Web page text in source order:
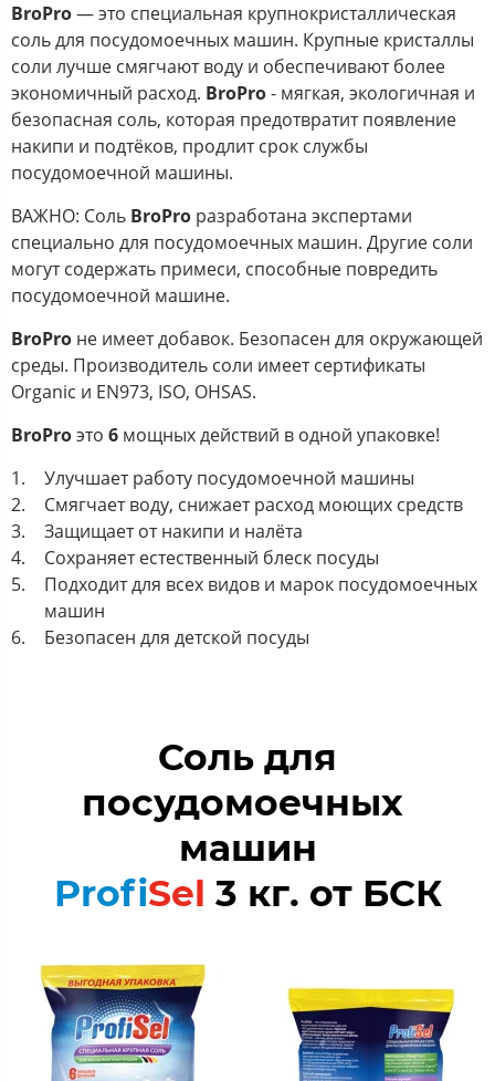
BroPro— это специальная крупнокристаллическая
соль для посудомоечных машин. Крупные кристаллы
соли лучше смягчают воду и обеспечивают более
экономичный расход. BroPro- мягкая, экологичная и
безопасная соль, которая предотвратит появление
накипи и подтёков, продлит срок службы
посудомоечной машины.
ВАЖНО: Соль BroPro разработана экспертами
специально для посудомоечных машин. Другие соли
могут содержать примеси, способные повредить
посудомоечной машине.
BroPro не имеет добавок. Безопасен для окружающей
среды. Производитель соли имеет сертификаты
Organic и EN973, ISO, OHSAS.
BroProэто 6 мощных действий в одной упаковке!
Улучшает работу посудомоечной машины
Смягчает воду, снижает расход моющих средств
Защищает от накипи и налёта
Сохраняет естественный блеск посуды
Подходит для всех видов и марок посудомоечных
машин
Безопасен для детской посуды
Соль для
посудомоечных
машин
ProfiSel 3 кг. от БСК